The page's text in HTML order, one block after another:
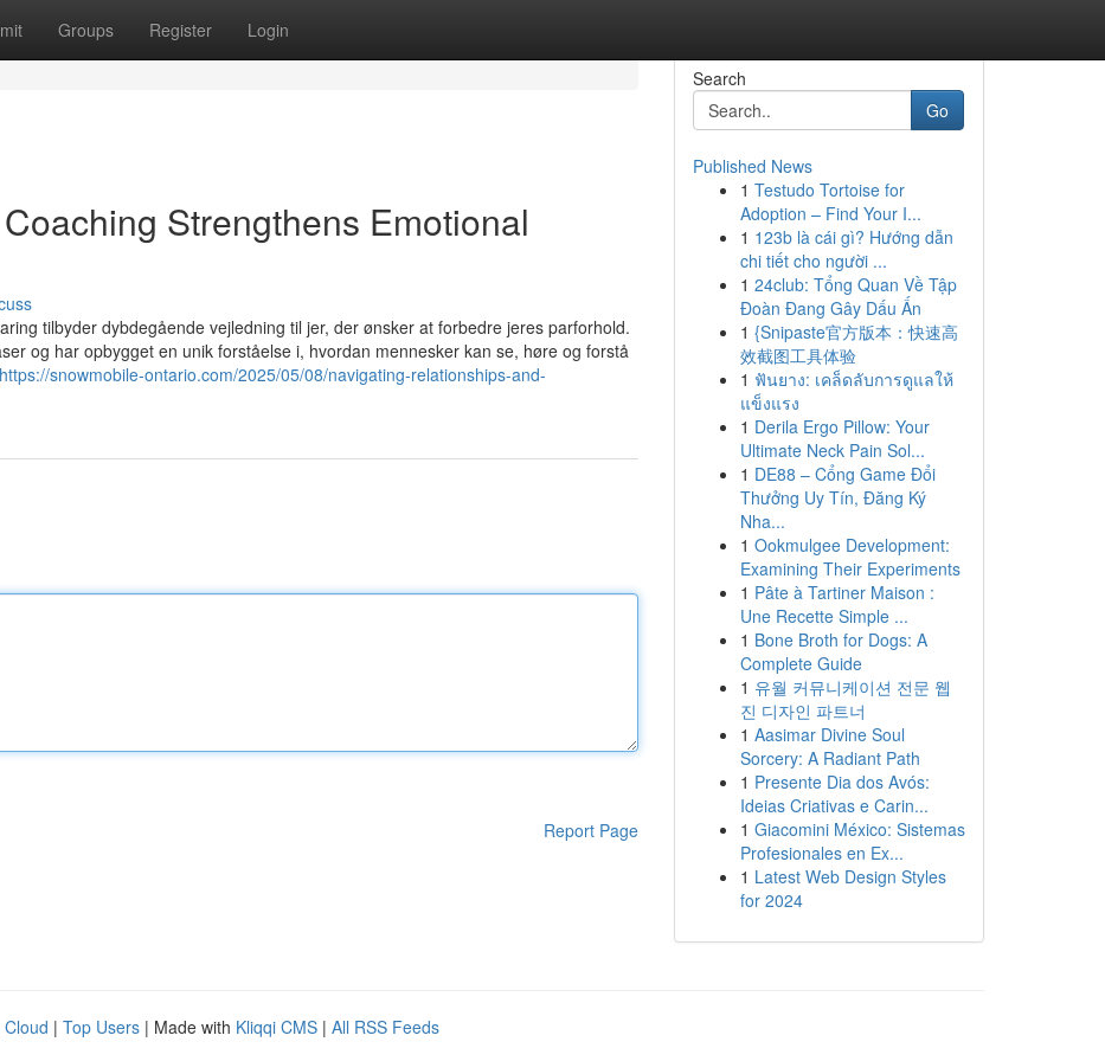
Groups Register Login
Strengthens Emotional
tilbyder dybdegående vejledning til jer, der ønsker at forbedre jeres parforhold.
og har opbygget en unik forståelse i, hvordan mennesker kan se, høre og forstå
https://snowmobile-ontario.com/2025/05/08/navigating-relationships-and-
Report Page
Search
Go
Published News
1 Testudo Tortoise for
Adoption – Find Your I...
1 123b là cái gì? Hướng dẫn
chi tiết cho người ...
1 24club: Tổng Quan Về Tập
Đoàn Đang Gây Dấu Ấn
1 {Snipaste官方版本：快速高
效截图工具体验
1 ฟันยาง: เคล็ดลับการดูแลให้
แข็งแรง
1 Derila Ergo Pillow: Your
Ultimate Neck Pain Sol...
1 DE88 – Cổng Game Đổi
Thưởng Uy Tín, Đăng Ký
Nha...
1 Ookmulgee Development:
Examining Their Experiments
1 Pâte à Tartiner Maison :
Une Recette Simple ...
1 Bone Broth for Dogs: A
Complete Guide
1 유월 커뮤니케이션 전문 웹
진 디자인 파트너
1 Aasimar Divine Soul
Sorcery: A Radiant Path
1 Presente Dia dos Avós:
Ideias Criativas e Carin...
1 Giacomini México: Sistemas
Profesionales en Ex...
1 Latest Web Design Styles
for 2024
Cloud | Top Users | Made with Kliqqi CMS | All RSS Feeds